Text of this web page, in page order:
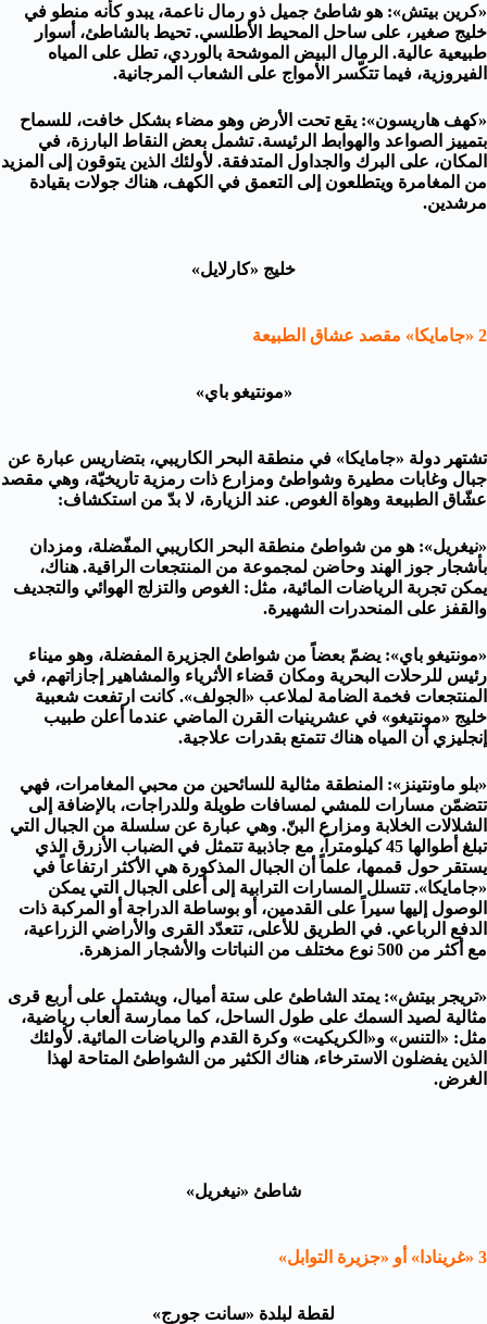
«كرين بيتش»: هو شاطئ جميل ذو رمال ناعمة، يبدو كأنه منطو في
خليج صغير، على ساحل المحيط الأطلسي. تحيط بالشاطئ، أسوار
طبيعية عالية. الرمال البيض الموشحة بالوردي، تطل على المياه
الفيروزية، فيما تتكّسر الأمواج على الشعاب المرجانية.
«كهف هاريسون»: يقع تحت الأرض وهو مضاء بشكل خافت، للسماح
بتمييز الصواعد والهوابط الرئيسة. تشمل بعض النقاط البارزة، في
المكان، على البرك والجداول المتدفقة. لأولئك الذين يتوقون إلى المزيد
من المغامرة ويتطلعون إلى التعمق في الكهف، هناك جولات بقيادة
مرشدين.
خليج «كارلايل»
2 «جامايكا» مقصد عشاق الطبيعة
«مونتيغو باي»
تشتهر دولة «جامايكا» في منطقة البحر الكاريبي، بتضاريس عبارة عن
جبال وغابات مطيرة وشواطئ ومزارع ذات رمزية تاريخيّة، وهي مقصد
عشّاق الطبيعة وهواة الغوص. عند الزيارة، لا بدّ من استكشاف:
«نيغريل»: هو من شواطئ منطقة البحر الكاريبي المفّضلة، ومزدان
بأشجار جوز الهند وحاضن لمجموعة من المنتجعات الراقية. هناك،
يمكن تجربة الرياضات المائية، مثل: الغوص والتزلج الهوائي والتجديف
والقفز على المنحدرات الشهيرة.
«مونتيغو باي»: يضمّ بعضاً من شواطئ الجزيرة المفضلة، وهو ميناء
رئيس للرحلات البحرية ومكان قضاء الأثرياء والمشاهير إجازاتهم، في
المنتجعات فخمة الضامة لملاعب «الجولف». كانت ارتفعت شعبية
خليج «مونتيغو» في عشرينيات القرن الماضي عندما أعلن طبيب
إنجليزي أن المياه هناك تتمتع بقدرات علاجية.
«بلو ماونتينز»: المنطقة مثالية للسائحين من محبي المغامرات، فهي
تتضمّن مسارات للمشي لمسافات طويلة وللدراجات، بالإضافة إلى
الشلالات الخلابة ومزارع البنّ. وهي عبارة عن سلسلة من الجبال التي
تبلغ أطوالها 45 كيلومتراً، مع جاذبية تتمثل في الضباب الأزرق الذي
يستقر حول قممها، علماً أن الجبال المذكورة هي الأكثر ارتفاعاً في
«جامايكا». تتسلل المسارات الترابية إلى أعلى الجبال التي يمكن
الوصول إليها سيراً على القدمين، أو بوساطة الدراجة أو المركبة ذات
الدفع الرباعي. في الطريق للأعلى، تتعدّد القرى والأراضي الزراعية،
مع أكثر من 500 نوع مختلف من النباتات والأشجار المزهرة.
«تريجر بيتش»: يمتد الشاطئ على ستة أميال، ويشتمل على أربع قرى
مثالية لصيد السمك على طول الساحل، كما ممارسة ألعاب رياضية،
مثل: «التنس» و«الكريكيت» وكرة القدم والرياضات المائية. لأولئك
الذين يفضلون الاسترخاء، هناك الكثير من الشواطئ المتاحة لهذا
الغرض.
شاطئ «نيغريل»
3 «غرينادا» أو «جزيرة التوابل»
لقطة لبلدة «سانت جورج»